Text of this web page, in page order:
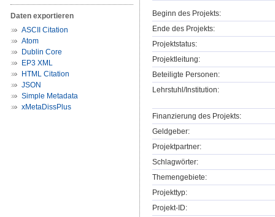
Daten exportieren
ASCII Citation
Atom
Dublin Core
EP3 XML
HTML Citation
JSON
Simple Metadata
xMetaDissPlus
Beginn des Projekts:
Ende des Projekts:
Projektstatus:
Projektleitung:
Beteiligte Personen:
Lehrstuhl/Institution:
Finanzierung des Projekts:
Geldgeber:
Projektpartner:
Schlagwörter:
Themengebiete:
Projekttyp:
Projekt-ID: